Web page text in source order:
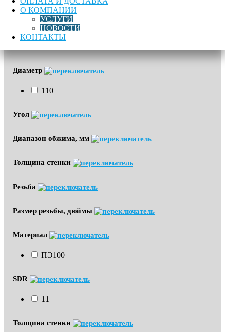
О КОМПАНИИ
УСЛУГИ
НОВОСТИ
КОНТАКТЫ
Область применения
Водоснабжение
Диаметр
110
Угол
Диапазон обжима, мм
Толщина стенки
Резьба
Размер резьбы, дюймы
Материал
ПЭ100
SDR
11
Толщина стенки